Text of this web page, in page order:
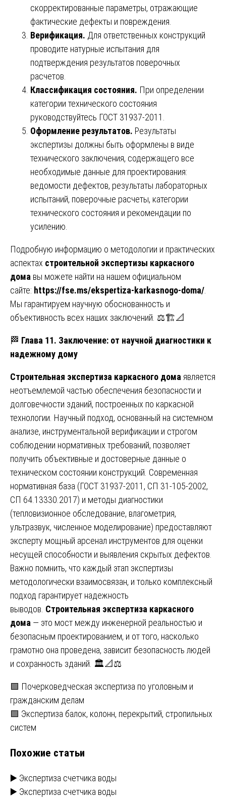
скорректированные параметры, отражающие
фактические дефекты и повреждения.
Верификация. Для ответственных конструкций
проводите натурные испытания для
подтверждения результатов поверочных
расчетов.
Классификация состояния. При определении
категории технического состояния
руководствуйтесь ГОСТ 31937-2011.
Оформление результатов. Результаты
экспертизы должны быть оформлены в виде
технического заключения, содержащего все
необходимые данные для проектирования:
ведомости дефектов, результаты лабораторных
испытаний, поверочные расчеты, категории
технического состояния и рекомендации по
усилению.
Подробную информацию о методологии и практических
аспектах строительной экспертизы каркасного
дома вы можете найти на нашем официальном
сайте: https://fse.ms/ekspertiza-karkasnogo-doma/
Мы гарантируем научную обоснованность и
объективность всех наших заключений. ⚖️🏗️📐
🏁 Глава 11. Заключение: от научной диагностики к
надежному дому
Строительная экспертиза каркасного дома является
неотъемлемой частью обеспечения безопасности и
долговечности зданий, построенных по каркасной
технологии. Научный подход, основанный на системном
анализе, инструментальной верификации и строгом
соблюдении нормативных требований, позволяет
получить объективные и достоверные данные о
техническом состоянии конструкций. Современная
нормативная база (ГОСТ 31937-2011, СП 31-105-2002,
СП 64.13330.2017) и методы диагностики
(тепловизионное обследование, влагометрия,
ультразвук, численное моделирование) предоставляют
эксперту мощный арсенал инструментов для оценки
несущей способности и выявления скрытых дефектов.
Важно помнить, что каждый этап экспертизы
методологически взаимосвязан, и только комплексный
подход гарантирует надежность
выводов. Строительная экспертиза каркасного
дома — это мост между инженерной реальностью и
безопасным проектированием, и от того, насколько
грамотно она проведена, зависит безопасность людей
и сохранность зданий. 🏛️📐⚖️
Навигация
по
записям
🟩 Почерковедческая экспертиза по уголовным и
гражданским делам
🟩 Экспертиза балок, колонн, перекрытий, стропильных
систем
Похожие статьи
▶️ Экспертиза счетчика воды
▶️ Экспертиза счетчика воды